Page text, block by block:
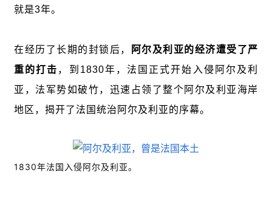
就是3年。
在经历了长期的封锁后，
阿尔及利亚的经济遭受了严
重的打击 ，到1830年，法国正式开始入侵阿尔及利
亚，法军势如破竹，迅速占领了整个阿尔及利亚海岸
地区，揭开了法国统治阿尔及利亚的序幕。
1830年法国入侵阿尔及利亚。